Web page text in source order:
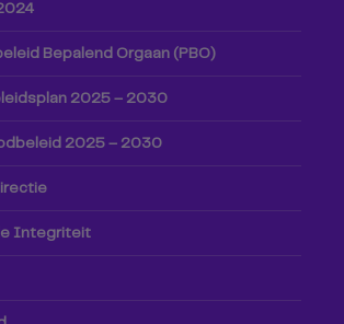
Bepalend Orgaan (PBO)
2025 – 2030
2025 – 2030
Integriteit